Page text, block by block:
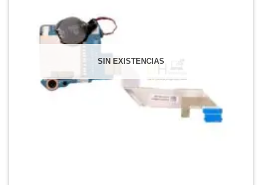
SIN EXISTENCIAS